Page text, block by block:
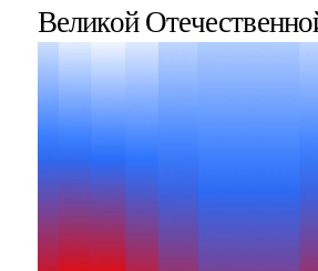
Великой